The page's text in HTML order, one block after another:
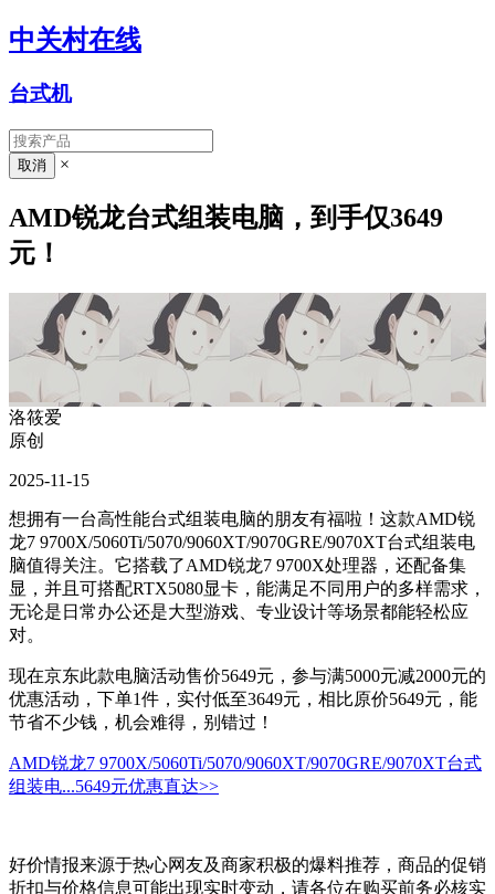
中关村在线
台式机
×
AMD锐龙台式组装电脑，到手仅3649
元！
洛筱爱
原创
2025-11-15
想拥有一台高性能台式组装电脑的朋友有福啦！这款AMD锐
龙7 9700X/5060Ti/5070/9060XT/9070GRE/9070XT台式组装电
脑值得关注。它搭载了AMD锐龙7 9700X处理器，还配备集
显，并且可搭配RTX5080显卡，能满足不同用户的多样需求，
无论是日常办公还是大型游戏、专业设计等场景都能轻松应
对。
现在京东此款电脑活动售价5649元，参与满5000元减2000元的
优惠活动，下单1件，实付低至3649元，相比原价5649元，能
节省不少钱，机会难得，别错过！
AMD锐龙7 9700X/5060Ti/5070/9060XT/9070GRE/9070XT台式
组装电...5649元优惠直达>>
好价情报来源于热心网友及商家积极的爆料推荐，商品的促销
折扣与价格信息可能出现实时变动，请各位在购买前务必核实